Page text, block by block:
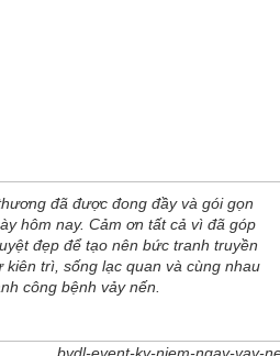
đã được đong đầy và gói gọn
hôm nay. Cảm ơn tất cả vì đã góp
đẹp để tạo nên bức tranh truyền
trì, sống lạc quan và cùng nhau
công bệnh vảy nến.